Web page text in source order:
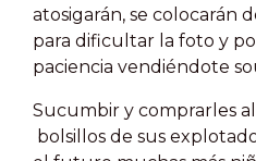
atosigarán, se colocarán
para dificultar la foto y
paciencia vendiéndote
Sucumbir y comprarles
bolsillos de sus